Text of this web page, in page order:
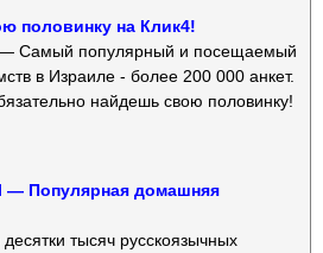
половинку на Клик4!
Самый популярный и посещаемый
в Израиле - более 200 000 анкет.
найдешь свою половинку!
— Популярная домашняя
тысяч русскоязычных